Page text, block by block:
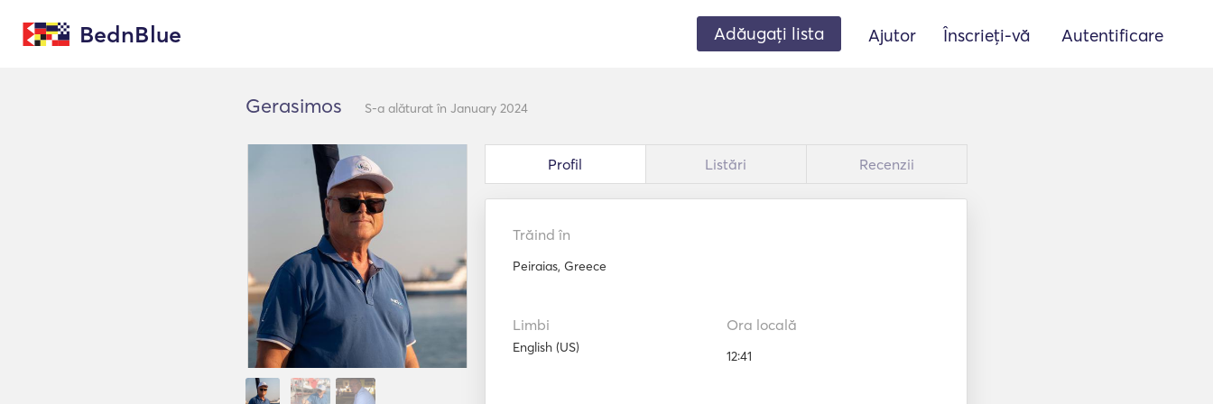
BednBlue Adăugați lista Ajutor Înscrieți-vă Autentificare
Gerasimos S-a alăturat în January 2024
Profil Listări Recenzii
Trăind în
Peiraias, Greece
Limbi
English (US)
Ora locală
12:41